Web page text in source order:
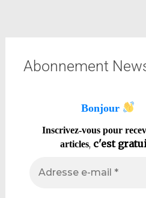
Abonnement
Bonjour
Inscrivez-vous pour
articles, c'est